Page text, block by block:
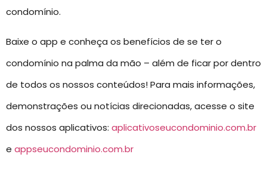
condomínio.
Baixe o app e conheça os benefícios de se ter o
condomínio na palma da mão – além de ficar por dentro
de todos os nossos conteúdos! Para mais informações,
demonstrações ou notícias direcionadas, acesse o site
dos nossos aplicativos: aplicativoseucondominio.com.br
e appseucondominio.com.br